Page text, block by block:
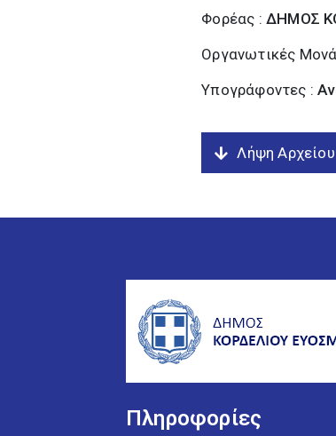
Φορέας :ΔΗΜΟΣ
Οργανωτικές
Υπογράφοντες :
Λήψη Αρχείου
Πληροφορίες